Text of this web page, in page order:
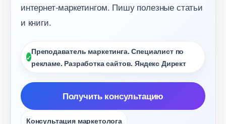
интернет-маркетингом. Пишу полезные статьи
и книги.
Преподаватель маркетинга. Специалист по
рекламе. Разработка сайтов. Яндекс Директ
Получить консультацию
Консультация маркетолога